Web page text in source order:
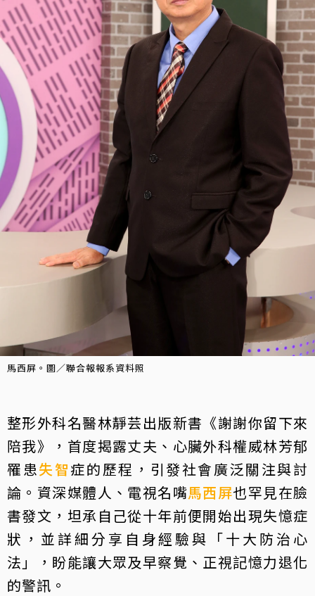
馬西屏。圖／聯合報報系資料照
整形外科名醫林靜芸出版新書《謝謝你留下來
陪我》，首度揭露丈夫、心臟外科權威林芳郁
罹患失智症的歷程，引發社會廣泛關注與討
論。資深媒體人、電視名嘴馬西屏也罕見在臉
書發文，坦承自己從十年前便開始出現失憶症
狀，並詳細分享自身經驗與「十大防治心
法」，盼能讓大眾及早察覺、正視記憶力退化
的警訊。